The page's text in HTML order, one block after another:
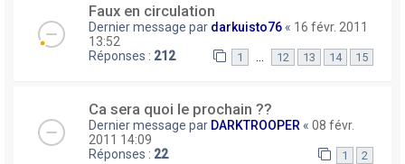
Faux en circulation
Dernier message par darkuisto76 « 16 févr. 2011
13:52
Réponses : 212 1 12 13 14 15
Ca sera quoi le prochain ??
Dernier message par DARKTROOPER « 08 févr.
2011 14:09
Réponses : 22 1 2